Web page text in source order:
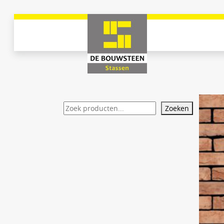
Zoeken